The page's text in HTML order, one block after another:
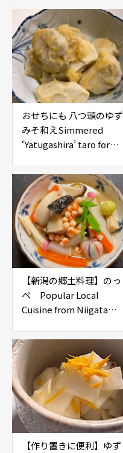
おせちにも 八つ頭のゆず
みそ和え――Simmered
‘Yatugashira’ taro for
【新潟の郷土料理】のっ
ぺ Popular Local
Cuisine from Niigata
【作り置きに便利】ゆず